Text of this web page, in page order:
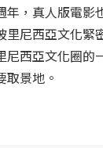
年，真人版電影
里尼西亞文化緊
尼西亞文化圈的
取景地。